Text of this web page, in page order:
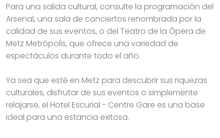
Para una salida cultural, consulte la programación del
Arsenal, una sala de conciertos renombrada por la
calidad de sus eventos, o del Teatro de la Ópera de
Metz Metrópolis, que ofrece una variedad de
espectáculos durante todo el año.
Ya sea que esté en Metz para descubrir sus riquezas
culturales, disfrutar de sus eventos o simplemente
relajarse, el Hotel Escurial - Centre Gare es una base
ideal para una estancia exitosa.